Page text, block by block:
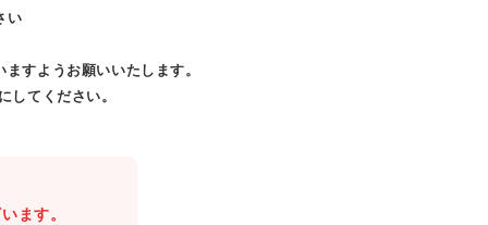
い
すようお願いいたします。
してください。
ます。